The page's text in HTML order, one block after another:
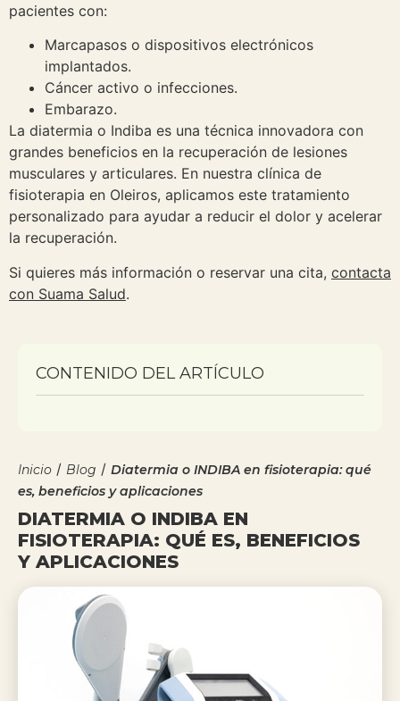
pacientes con:
Marcapasos o dispositivos electrónicos
implantados.
Cáncer activo o infecciones.
Embarazo.
La diatermia o Indiba es una técnica innovadora con
grandes beneficios en la recuperación de lesiones
musculares y articulares. En nuestra clínica de
fisioterapia en Oleiros, aplicamos este tratamiento
personalizado para ayudar a reducir el dolor y acelerar
la recuperación.
Si quieres más información o reservar una cita, contacta
con Suama Salud.
CONTENIDO DEL ARTÍCULO
Inicio / Blog / Diatermia o INDIBA en fisioterapia: qué
es, beneficios y aplicaciones
DIATERMIA O INDIBA EN
FISIOTERAPIA: QUÉ ES, BENEFICIOS
Y APLICACIONES